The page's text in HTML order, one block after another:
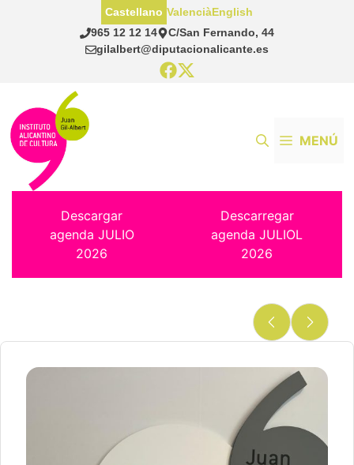
965 12 12 14
C/San Fernando, 44
gilalbert@diputacionalicante.es
Castellano ValenciàEnglish
MENÚ
Descargar
agenda JULIO
2026
Descarregar
agenda JULIOL
2026